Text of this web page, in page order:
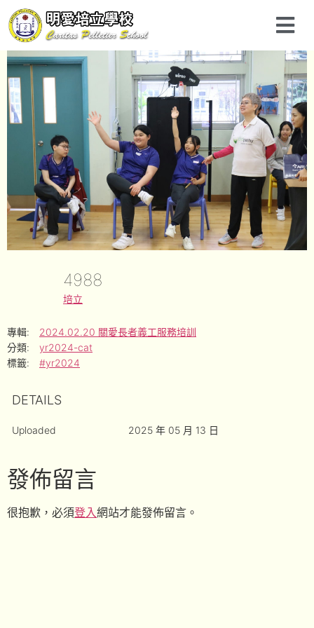
4988
培立
專輯:
2024.02.20 關愛長者義工服務培訓
分類:
yr2024-cat
標籤:
#yr2024
DETAILS
Uploaded 2025 年 05 月 13 日
發佈留言
很抱歉，必須登入網站才能發佈留言。